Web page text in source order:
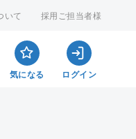
いて 採用ご担当者様
気になる ログイン